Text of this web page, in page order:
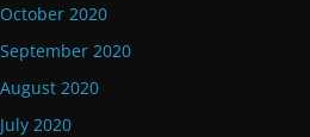
October 2020
September 2020
August 2020
July 2020